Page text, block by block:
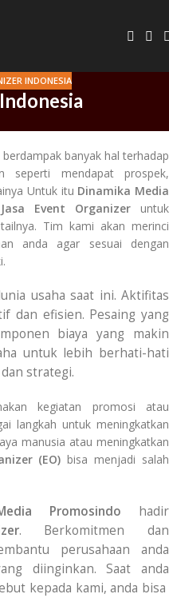
INDONESIA
banyak hal terhadap
seperti mendapat prospek,
Untuk itu Dinamika Media
Jasa Event Organizer untuk
Tim kami akan merinci
anda agar sesuai dengan
usaha saat ini. Aktifitas
dan efisien. Pesaing yang
biaya yang makin
untuk lebih berhati-hati
strategi.
kegiatan promosi atau
langkah untuk meningkatkan
manusia atau meningkatkan
(EO) bisa menjadi salah
Promosindo hadir
. Berkomitmen dan
perusahaan anda
diinginkan. Saat anda
kepada kami, anda bisa